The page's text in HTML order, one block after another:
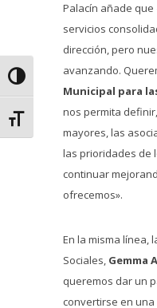
Alternar alto contraste
Alternar tamaño de letra
Palacín añade
servicios
dirección, pero
avanzando.
Municipal para
nos permita
mayores, las
las prioridades de
continuar
ofrecemos».
En la misma línea,
Sociales, Gemma
queremos dar un
convertirse en una